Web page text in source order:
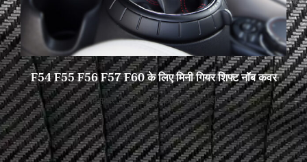
F54 F55 F56 F57 F60 के लिए मिनी गियर शिफ्ट नॉब कवर
दिसम्बर 22, 2022 कोई टिप्पणी नहीं